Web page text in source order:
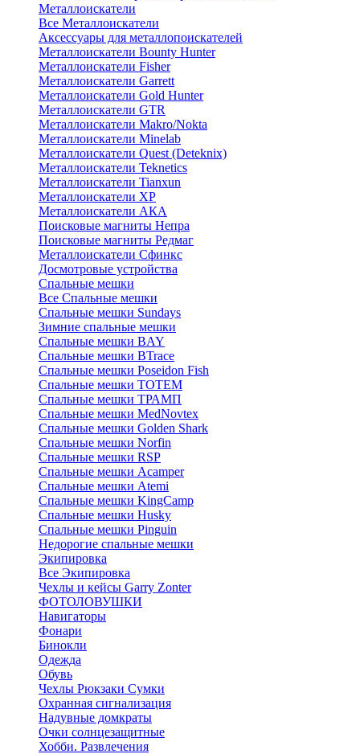
Металлоискатели
Все Металлоискатели
Аксессуары для металлопоискателей
Металлоискатели Bounty Hunter
Металлоискатели Fisher
Металлоискатели Garrett
Металлоискатели Gold Hunter
Металлоискатели GTR
Металлоискатели Makro/Nokta
Металлоискатели Minelab
Металлоискатели Quest (Deteknix)
Металлоискатели Teknetics
Металлоискатели Tianxun
Металлоискатели XP
Металлоискатели АКА
Поисковые магниты Непра
Поисковые магниты Редмаг
Металлоискатели Сфинкс
Досмотровые устройства
Спальные мешки
Все Спальные мешки
Спальные мешки Sundays
Зимние спальные мешки
Спальные мешки BAY
Спальные мешки BTrace
Спальные мешки Poseidon Fish
Спальные мешки ТОТЕМ
Спальные мешки ТРАМП
Cпальные мешки MedNovtex
Спальные мешки Golden Shark
Спальные мешки Norfin
Спальные мешки RSP
Спальные мешки Acamper
Спальные мешки Atemi
Спальные мешки KingCamp
Спальные мешки Husky
Спальные мешки Pinguin
Недорогие спальные мешки
Экипировка
Все Экипировка
Чехлы и кейсы Garry Zonter
ФОТОЛОВУШКИ
Навигаторы
Фонари
Бинокли
Одежда
Обувь
Чехлы Рюкзаки Сумки
Охранная сигнализация
Надувные домкраты
Очки солнцезащитные
Хобби. Развлечения